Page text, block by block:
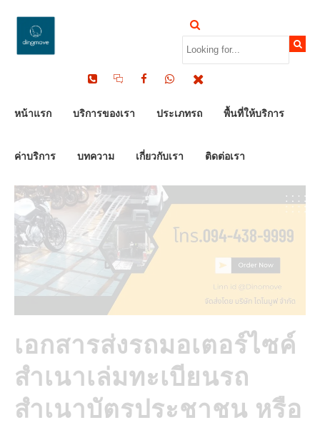
หน้าแรก บริการของเรา ประเภทรถ พื้นที่ให้บริการ
ค่าบริการ บทความ เกี่ยวกับเรา ติดต่อเรา
เอกสารส่งรถมอเตอร์ไซค์
สำเนาเล่มทะเบียนรถ
สำเนาบัตรประชาชน หรือ